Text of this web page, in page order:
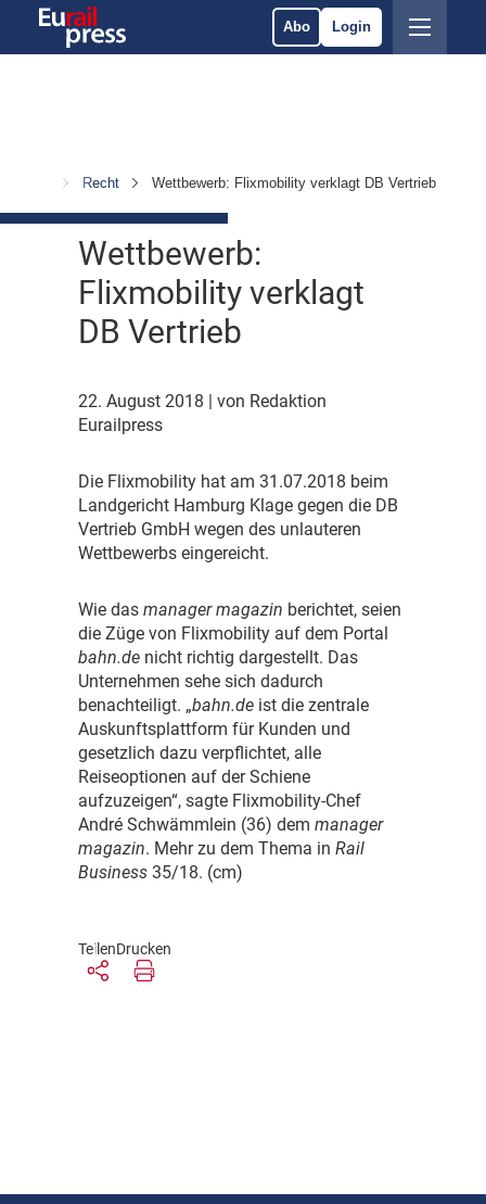
Abo Login
Recht Wettbewerb: Flixmobility verklagt DB Vertrieb
Wettbewerb:
Flixmobility verklagt
DB Vertrieb
22. August 2018
| von Redaktion
Eurailpress
Die Flixmobility hat am 31.07.2018 beim
Landgericht Hamburg Klage gegen die DB
Vertrieb GmbH wegen des unlauteren
Wettbewerbs eingereicht.
Wie das manager magazin berichtet, seien
die Züge von Flixmobility auf dem Portal
bahn.de nicht richtig dargestellt. Das
Unternehmen sehe sich dadurch
benachteiligt. „bahn.de ist die zentrale
Auskunftsplattform für Kunden und
gesetzlich dazu verpflichtet, alle
Reiseoptionen auf der Schiene
aufzuzeigen“, sagte Flixmobility-Chef
André Schwämmlein (36) dem manager
magazin. Mehr zu dem Thema in Rail
Business 35/18. (cm)
TeilenDrucken